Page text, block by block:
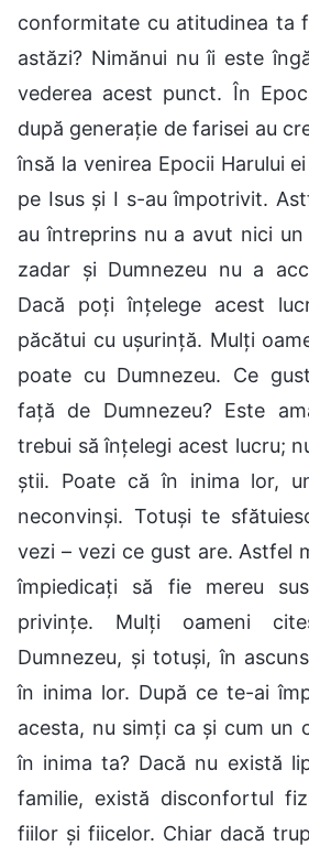
conformitate cu atitudinea ta
astăzi? Nimănui nu îi este
vederea acest punct. În
după generație de farisei au
însă la venirea Epocii Harului
pe Isus și I s-au împotrivit.
au întreprins nu a avut nici
zadar și Dumnezeu nu a
Dacă poți înțelege acest
păcătui cu ușurință. Mulți
poate cu Dumnezeu. Ce
față de Dumnezeu? Este
trebui să înțelegi acest lucru;
știi. Poate că în inima lor,
neconvinși. Totuși te
vezi – vezi ce gust are. Astfel
împiedicați să fie mereu
privințe. Mulți oameni
Dumnezeu, și totuși, în
în inima lor. După ce te-ai
acesta, nu simți ca și cum un
în inima ta? Dacă nu există
familie, există disconfortul
fiilor și fiicelor. Chiar dacă